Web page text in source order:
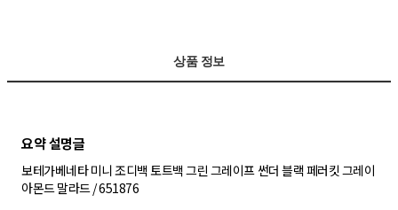
상품 정보
보테가베네타 미니 조디백 토트백 그린 그레이프 썬더 블랙 페러킷 그레이
아몬드 말라드 / 651876